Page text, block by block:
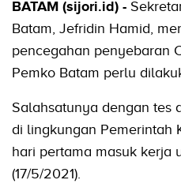
BATAM (sijori.id) -
Batam, Jefridin Hamid,
pencegahan penyebaran
Pemko Batam perlu
Salahsatunya dengan tes
di lingkungan Pemerintah
hari pertama masuk kerja
(17/5/2021).